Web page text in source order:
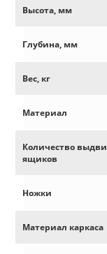
Высота, мм
Глубина, мм
Вес, кг
Материал
Количество
ящиков
Ножки
Материал каркаса